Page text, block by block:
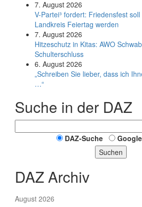
7. August 2026
V-Partei­³ fordert: Friedens­fest
Land­kreis Feier­tag werden
7. August 2026
Hitzeschutz in Kitas: AWO
Schulterschluss
6. August 2026
„Schreiben Sie lieber, dass ich
…“
Suche in der DAZ
DAZ-Suche
Suchen
DAZ Archiv
August 2026